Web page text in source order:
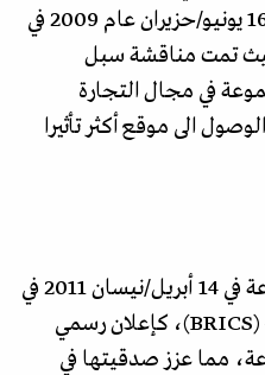
أول مؤتمر قمة للمجموعة في 16 يونيو/حزيران عام 2009 في
حيث تمت مناقشة سبل
في مجال التجارة
الى موقع أكثر تأثيرا
وعقدت القمة الثالثة للمجموعة في 14 أبريل/نيسان 2011 في
الصين تحت تسمية "بريكس" - (BRICS)، كإعلان رسمي
مما عزز صدقيتها في